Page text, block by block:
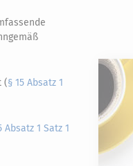
(§ 15 Absatz 1
Absatz 1 Satz 1